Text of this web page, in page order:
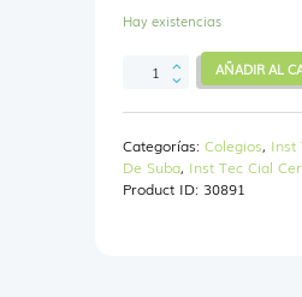
Hay existencias
COMPRENSIÓN
LECTURA
B
cantidad
AÑADIR AL
Categorías: Colegios, Inst
De Suba, Inst Tec Cial
Product ID: 30891